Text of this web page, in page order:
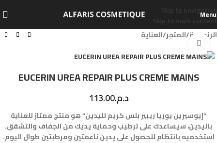
Skip to navigation
Skip to main content
Menu
الرئيسية/المتجر/العناية
EUCERIN UREA REPAIR PLUS CREME MAINS
د.م.113.00
“إيوسيرين يوريا ريبير بلس كريم لليدين” هو منتج ممتاز للعناية
باليدين، سيساعدك على ترطيب وحماية يديك من الجفاف والتشقق.
استخدميه بانتظام للحصول على يدين ناعمتين ومرطبتين طوال اليوم.